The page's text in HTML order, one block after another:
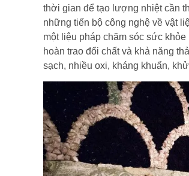
thời gian để tạo lượng nhiệt cần
những tiến bộ công nghệ về vật
một liệu pháp chăm sóc sức
hoàn trao đổi chất và khả năng
sạch, nhiều oxi, kháng khuẩn,